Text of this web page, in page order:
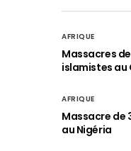
AFRIQUE
Massacres
islamistes au
AFRIQUE
Massacre de
au Nigéria